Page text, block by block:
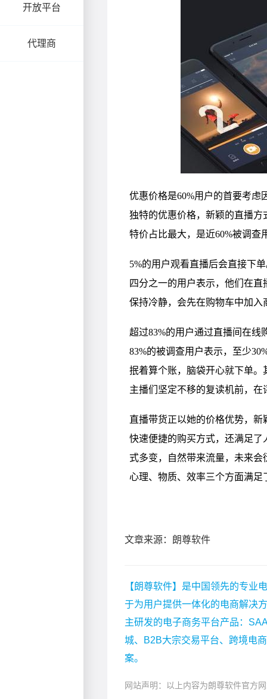
开放平台
代理商
文章来源：朗尊软件
【朗尊软件】是中国领先的专业
于为用户提供一体化的电商解决
主研发的电子商务平台产品：
城、B2B大宗交易平台、跨境电
案。
网站声明：以上内容为朗尊软件官方